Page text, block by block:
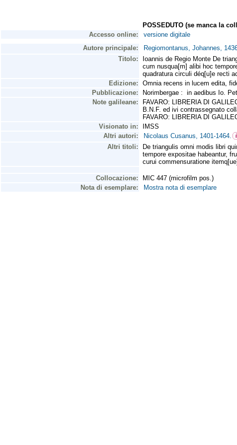
POSSEDUTO (se manca la
Accesso online:
versione digitale
Autore principale:
Regiomontanus, Johannes,
Titolo:
Ioannis de Regio Monte De
cum nusqua[m] alibi hoc
quadratura circuli déq[u]e recti
Edizione:
Omnia recens in lucem edita,
Pubblicazione:
Norimbergae : in aedibus Io.
Note galileane:
FAVARO: LIBRERIA DI
B.N.F. ed ivi contrassegnato
FAVARO: LIBRERIA DI
Visionato in:
IMSS
Altri autori:
Nicolaus Cusanus, 1401-1464.
Altri titoli:
De triangulis omni modis libri
tempore expositae habeantur,
curui commensuratione
Collocazione:
MIC 447 (microfilm pos.)
Nota di esemplare:
Mostra nota di esemplare